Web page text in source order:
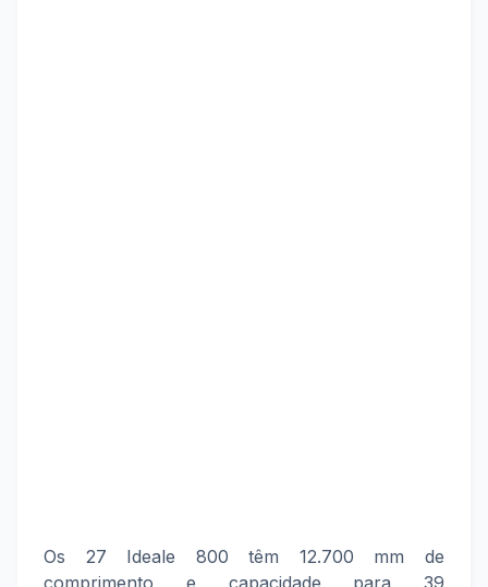
Os 27 Ideale 800 têm 12.700 mm de
comprimento e capacidade para 39